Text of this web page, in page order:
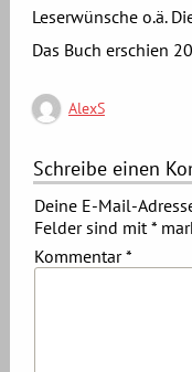
Leserwünsche o.ä.
Das Buch erschien
AlexS
Schreibe einen
Deine E-Mail-
Felder sind mit*
Kommentar*